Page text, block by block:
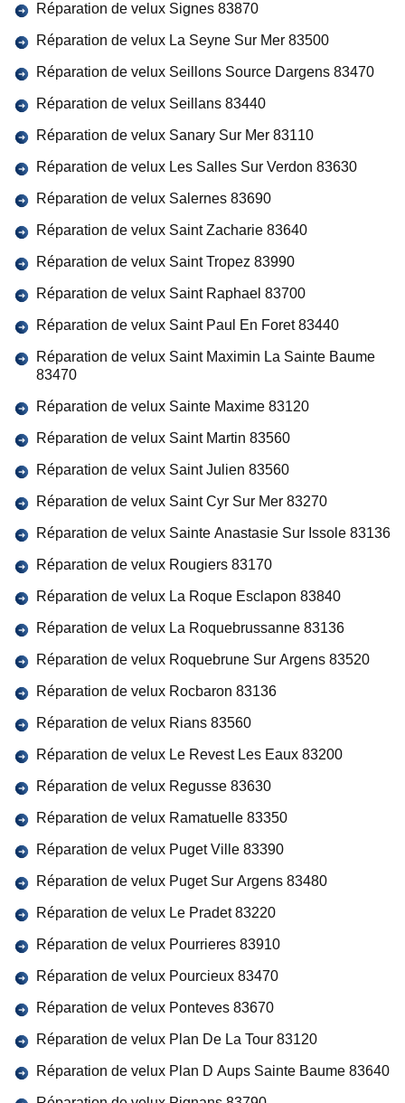
Réparation de velux Signes 83870
Réparation de velux La Seyne Sur Mer 83500
Réparation de velux Seillons Source Dargens 83470
Réparation de velux Seillans 83440
Réparation de velux Sanary Sur Mer 83110
Réparation de velux Les Salles Sur Verdon 83630
Réparation de velux Salernes 83690
Réparation de velux Saint Zacharie 83640
Réparation de velux Saint Tropez 83990
Réparation de velux Saint Raphael 83700
Réparation de velux Saint Paul En Foret 83440
Réparation de velux Saint Maximin La Sainte Baume
83470
Réparation de velux Sainte Maxime 83120
Réparation de velux Saint Martin 83560
Réparation de velux Saint Julien 83560
Réparation de velux Saint Cyr Sur Mer 83270
Réparation de velux Sainte Anastasie Sur Issole 83136
Réparation de velux Rougiers 83170
Réparation de velux La Roque Esclapon 83840
Réparation de velux La Roquebrussanne 83136
Réparation de velux Roquebrune Sur Argens 83520
Réparation de velux Rocbaron 83136
Réparation de velux Rians 83560
Réparation de velux Le Revest Les Eaux 83200
Réparation de velux Regusse 83630
Réparation de velux Ramatuelle 83350
Réparation de velux Puget Ville 83390
Réparation de velux Puget Sur Argens 83480
Réparation de velux Le Pradet 83220
Réparation de velux Pourrieres 83910
Réparation de velux Pourcieux 83470
Réparation de velux Ponteves 83670
Réparation de velux Plan De La Tour 83120
Réparation de velux Plan D Aups Sainte Baume 83640